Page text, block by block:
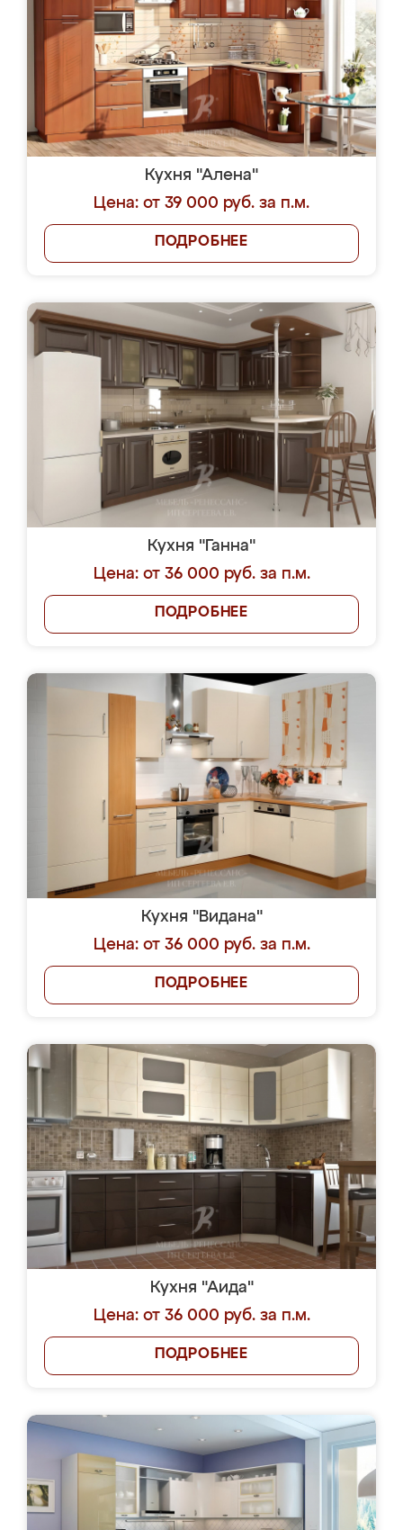
Кухня "Алена"
Цена: от 39 000 руб. за п.м.
ПОДРОБНЕЕ
Кухня "Ганна"
Цена: от 36 000 руб. за п.м.
ПОДРОБНЕЕ
Кухня "Видана"
Цена: от 36 000 руб. за п.м.
ПОДРОБНЕЕ
Кухня "Аида"
Цена: от 36 000 руб. за п.м.
ПОДРОБНЕЕ